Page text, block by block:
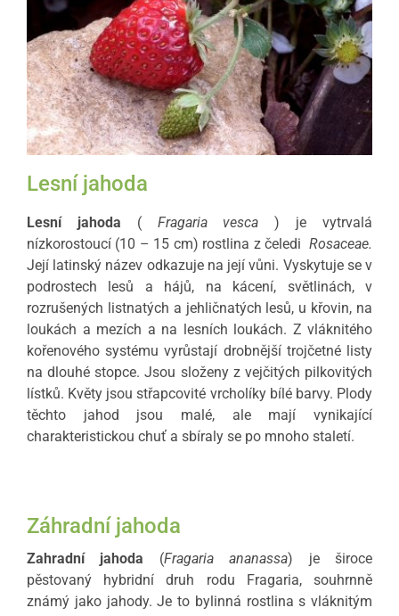
Lesní jahoda
Lesní jahoda ( Fragaria vesca ) je vytrvalá
nízkorostoucí (10 – 15 cm) rostlina z čeledi Rosaceae.
Její latinský název odkazuje na její vůni. Vyskytuje se v
podrostech lesů a hájů, na kácení, světlinách, v
rozrušených listnatých a jehličnatých lesů, u křovin, na
loukách a mezích a na lesních loukách. Z vláknitého
kořenového systému vyrůstají drobnější trojčetné listy
na dlouhé stopce.Jsou složeny z vejčitých pilkovitých
lístků. Květy jsou střapcovité vrcholíky bílé barvy. Plody
těchto jahod jsou malé, ale mají vynikající
charakteristickou chuť a sbíraly se po mnoho staletí.
Záhradní jahoda
Zahradní jahoda (Fragaria ananassa) je široce
pěstovaný hybridní druh rodu Fragaria, souhrnně
známý jako jahody. Je to bylinná rostlina s vláknitým